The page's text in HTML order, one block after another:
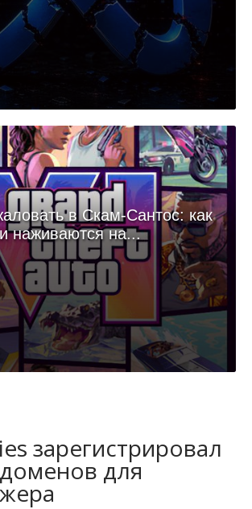
в Скам-Сантос: как
наживаются на...
зарегистрировал
для